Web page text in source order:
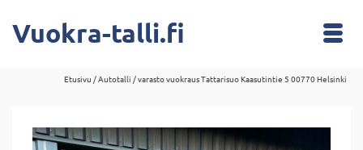
Vuokra-talli.fi
Etusivu /Autotalli / varasto vuokraus Tattarisuo Kaasutintie 5 00770 Helsinki